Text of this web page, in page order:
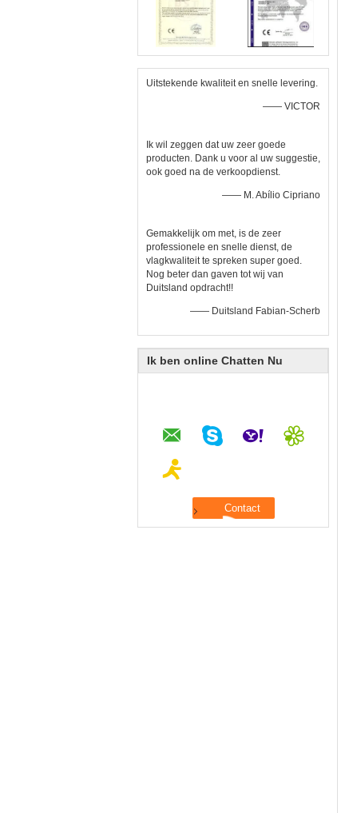
Uitstekende kwaliteit en snelle levering.
—— VICTOR
Ik wil zeggen dat uw zeer goede
producten. Dank u voor al uw suggestie,
ook goed na de verkoopdienst.
—— M. Abílio Cipriano
Gemakkelijk om met, is de zeer
professionele en snelle dienst, de
vlagkwaliteit te spreken super goed.
Nog beter dan gaven tot wij van
Duitsland opdracht!!
—— Duitsland Fabian-Scherb
Ik ben online Chatten Nu